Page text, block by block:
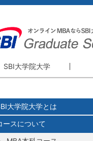
SBI大学院大学
精神・理念
理事長・学長挨拶
大学院大学とは
ースについて